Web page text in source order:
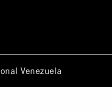
Venezuela